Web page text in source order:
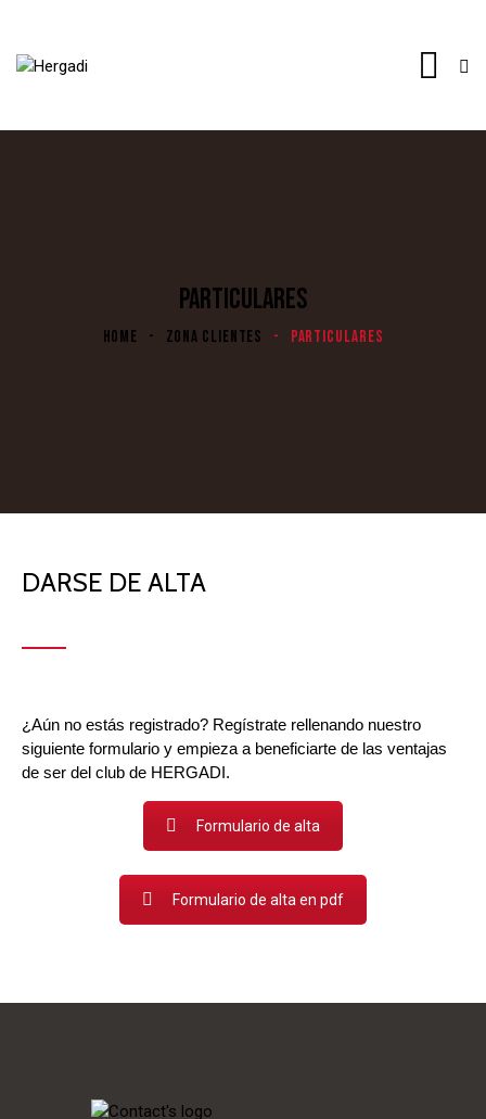
PARTICULARES
HOME ZONA CLIENTES PARTICULARES
DARSE DE ALTA
¿Aún no estás registrado? Regístrate rellenando nuestro
siguiente formulario y empieza a beneficiarte de las ventajas
de ser del club de HERGADI.
Formulario de alta
Formulario de alta en pdf